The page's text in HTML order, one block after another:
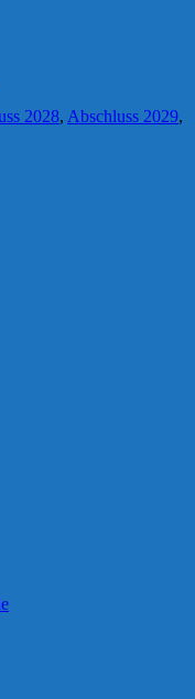
2028, Abschluss 2029,